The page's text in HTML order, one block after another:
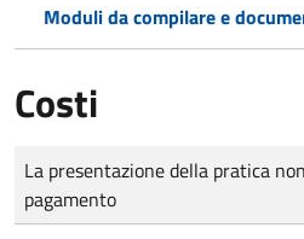
Moduli da compilare e
Costi
Tipo di pagamento
Importo
La presentazione della pratica
pagamento